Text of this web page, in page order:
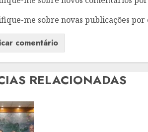
me sobre novas publicações por
RELACIONADAS